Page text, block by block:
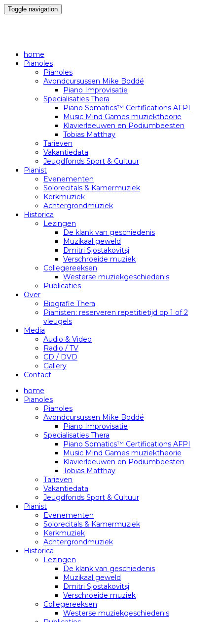
Toggle navigation
home
Pianoles
Pianoles
Avondcursussen Mike Boddé
Piano Improvisatie
Specialisaties Thera
Piano Somatics™ Certifications AFPI
Music Mind Games muziektheorie
Klavierleeuwen en Podiumbeesten
Tobias Matthay
Tarieven
Vakantiedata
Jeugdfonds Sport & Cultuur
Pianist
Evenementen
Solorecitals & Kamermuziek
Kerkmuziek
Achtergrondmuziek
Historica
Lezingen
De klank van geschiedenis
Muzikaal geweld
Dmitri Sjostakovitsj
Verschroeide muziek
Collegereeksen
Westerse muziekgeschiedenis
Publicaties
Over
Biografie Thera
Pianisten: reserveren repetitietijd op 1 of 2
vleugels
Media
Audio & Video
Radio / TV
CD / DVD
Gallery
Contact
home
Pianoles
Pianoles
Avondcursussen Mike Boddé
Piano Improvisatie
Specialisaties Thera
Piano Somatics™ Certifications AFPI
Music Mind Games muziektheorie
Klavierleeuwen en Podiumbeesten
Tobias Matthay
Tarieven
Vakantiedata
Jeugdfonds Sport & Cultuur
Pianist
Evenementen
Solorecitals & Kamermuziek
Kerkmuziek
Achtergrondmuziek
Historica
Lezingen
De klank van geschiedenis
Muzikaal geweld
Dmitri Sjostakovitsj
Verschroeide muziek
Collegereeksen
Westerse muziekgeschiedenis